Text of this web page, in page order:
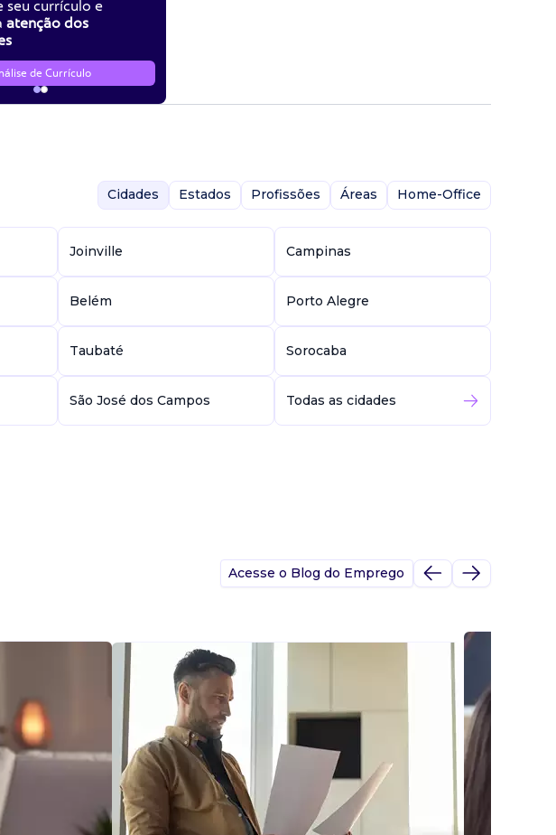
seu currículo e
atenção dos
de Currículo
Cidades Estados Profissões Áreas Home-Office
Joinville Campinas
Belém Porto Alegre
Taubaté Sorocaba
São José dos Campos Todas as cidades
Acesse o Blog do Emprego